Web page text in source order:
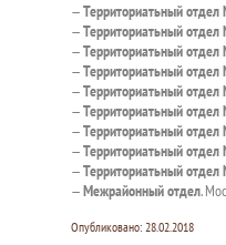
—Территориатьный
—Территориатьный
—Территориатьный
—Территориатьный
—Территориатьный
—Территориатьный
—Территориатьный
—Территориатьный
—Территориатьный
—Межрайонный отдел.
Опубликовано: 28.02.2018